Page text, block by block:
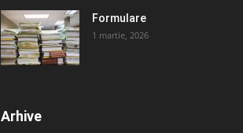
Formulare
1 martie, 2026
Arhive